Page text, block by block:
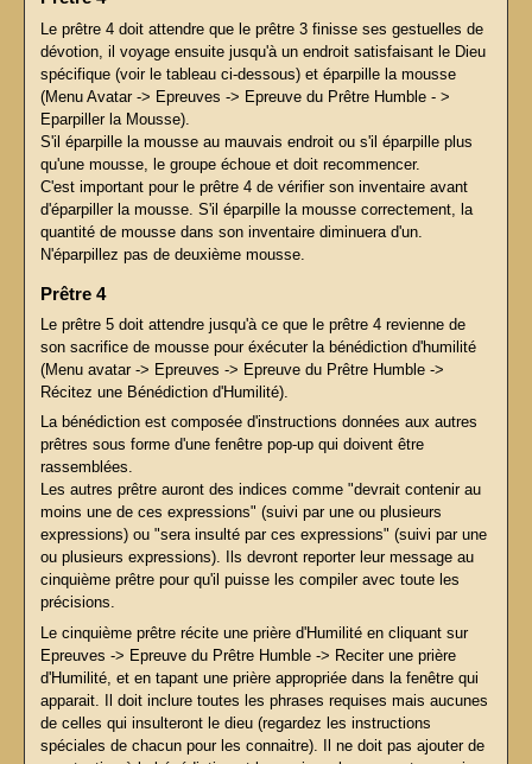
Le prêtre 4 doit attendre que le prêtre 3 finisse ses gestuelles de
dévotion, il voyage ensuite jusqu'à un endroit satisfaisant le Dieu
spécifique (voir le tableau ci-dessous) et éparpille la mousse
(Menu Avatar -> Epreuves -> Epreuve du Prêtre Humble - >
Eparpiller la Mousse).
S'il éparpille la mousse au mauvais endroit ou s'il éparpille plus
qu'une mousse, le groupe échoue et doit recommencer.
C'est important pour le prêtre 4 de vérifier son inventaire avant
d'éparpiller la mousse. S'il éparpille la mousse correctement, la
quantité de mousse dans son inventaire diminuera d'un.
N'éparpillez pas de deuxième mousse.
Prêtre 4
Le prêtre 5 doit attendre jusqu'à ce que le prêtre 4 revienne de
son sacrifice de mousse pour éxécuter la bénédiction d'humilité
(Menu avatar -> Epreuves -> Epreuve du Prêtre Humble ->
Récitez une Bénédiction d'Humilité).
La bénédiction est composée d'instructions données aux autres
prêtres sous forme d'une fenêtre pop-up qui doivent être
rassemblées.
Les autres prêtre auront des indices comme "devrait contenir au
moins une de ces expressions" (suivi par une ou plusieurs
expressions) ou "sera insulté par ces expressions" (suivi par une
ou plusieurs expressions). Ils devront reporter leur message au
cinquième prêtre pour qu'il puisse les compiler avec toute les
précisions.
Le cinquième prêtre récite une prière d'Humilité en cliquant sur
Epreuves -> Epreuve du Prêtre Humble -> Reciter une prière
d'Humilité, et en tapant une prière appropriée dans la fenêtre qui
apparait. Il doit inclure toutes les phrases requises mais aucunes
de celles qui insulteront le dieu (regardez les instructions
spéciales de chacun pour les connaitre). Il ne doit pas ajouter de